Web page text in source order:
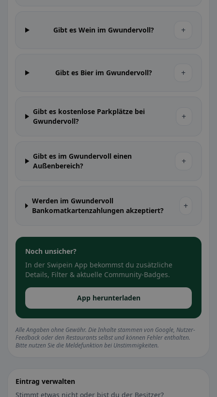
Gibt es Wein im Gwundervoll? +
Gibt es Bier im Gwundervoll? +
Gibt es kostenlose Parkplätze bei
Gwundervoll?
+
Gibt es im Gwundervoll einen
Außenbereich?
+
Werden im Gwundervoll
Bankomatkartenzahlungen akzeptiert?
+
Noch unsicher?
In der Swipein App bekommst du zusätzliche
Details, Filter & aktuelle Community-Badges.
App herunterladen
Alle Angaben ohne Gewähr. Die Inhalte stammen von Google, Nutzer-
Feedback oder den Restaurants selbst und können Fehler enthalten.
Bitte nutzen Sie die Meldefunktion bei Unstimmigkeiten.
Eintrag verwalten
Stimmt etwas nicht oder bist du der Besitzer?